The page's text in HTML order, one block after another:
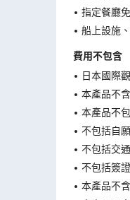
指定餐廳
船上設施
費用不包含
日本國際
本產品不
本產品不
不包括自
不包括交通
不包括簽證
本產品不